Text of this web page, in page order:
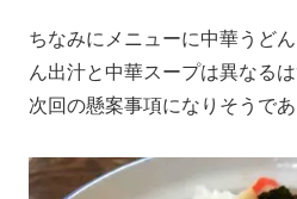
ちなみにメニューに中華うど
ん出汁と中華スープは異なるは
次回の懸案事項になりそうであ